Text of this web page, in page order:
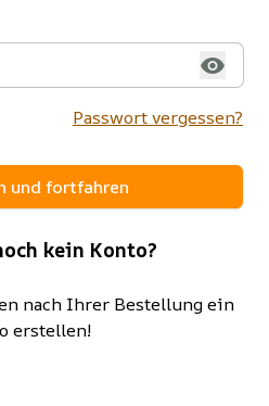
Passwort vergessen?
und fortfahren
kein Konto?
nach Ihrer Bestellung ein
erstellen!